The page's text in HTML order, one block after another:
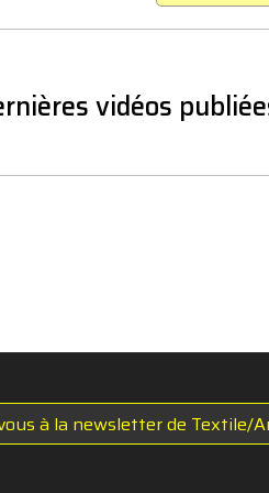
vidéos
à la newsletter de Textile/